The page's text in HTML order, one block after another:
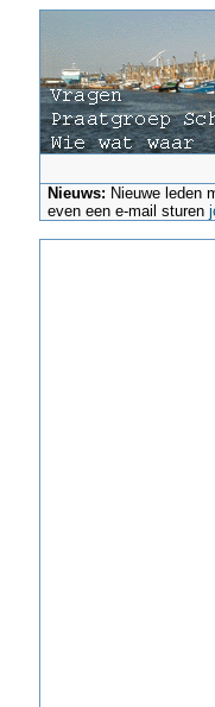
Nieuws: Nieuwe leden
even een e-mail sturen